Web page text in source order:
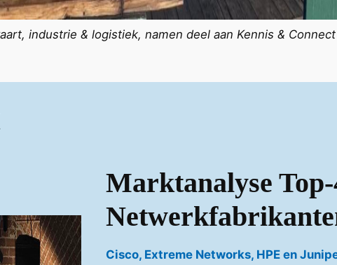
industrie & logistiek, namen deel aan Kennis &
Marktanalyse
Cisco, Extreme Networks, HPE en